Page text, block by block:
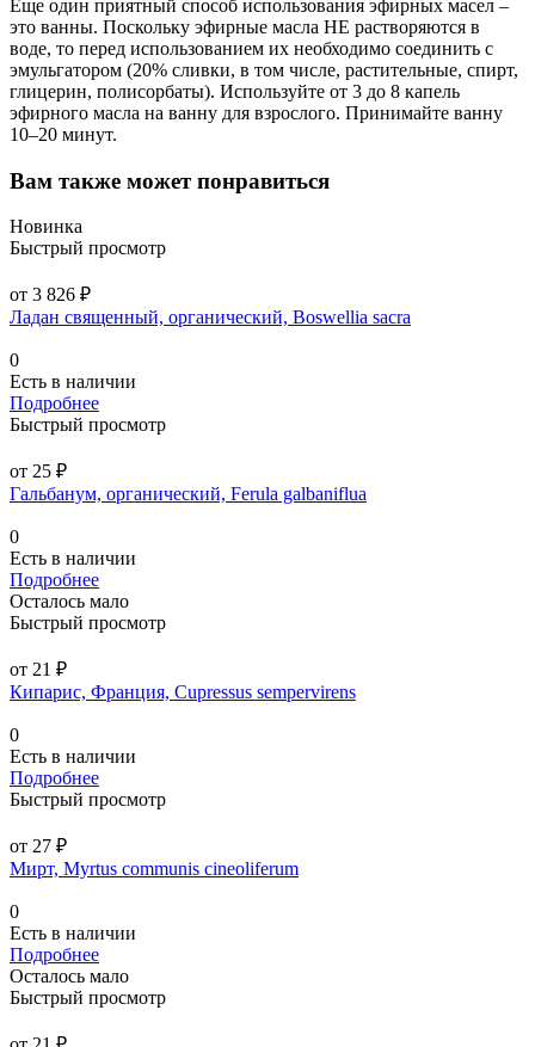
Еще один приятный способ использования эфирных масел –
это ванны. Поскольку эфирные масла НЕ растворяются в
воде, то перед использованием их необходимо соединить с
эмульгатором (20% сливки, в том числе, растительные, спирт,
глицерин, полисорбаты). Используйте от 3 до 8 капель
эфирного масла на ванну для взрослого. Принимайте ванну
10–20 минут.
Вам также может понравиться
Новинка
Быстрый просмотр
от 3 826 ₽
Ладан священный, органический, Boswellia sacra
0
Есть в наличии
Подробнее
Быстрый просмотр
от 25 ₽
Гальбанум, органический, Ferula galbaniflua
0
Есть в наличии
Подробнее
Осталось мало
Быстрый просмотр
от 21 ₽
Кипарис, Франция, Cupressus sempervirens
0
Есть в наличии
Подробнее
Быстрый просмотр
от 27 ₽
Мирт, Myrtus communis cineoliferum
0
Есть в наличии
Подробнее
Осталось мало
Быстрый просмотр